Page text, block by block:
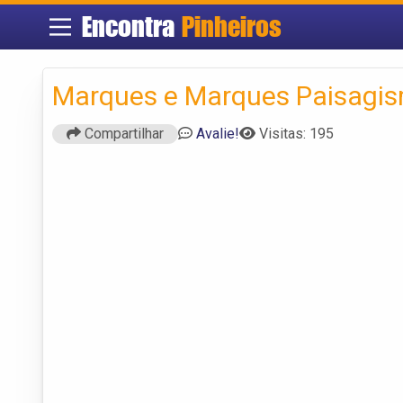
Encontra Pinheiros
Marques e Marques
Compartilhar Avalie! Visitas: 195